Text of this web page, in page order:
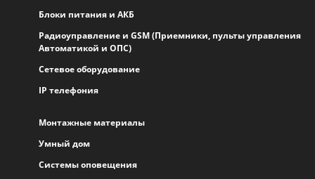
Блоки питания и АКБ
Радиоуправление и GSM (Приемники, пульты управления
Автоматикой и ОПС)
Сетевое оборудование
IP телефония
Монтажные материалы
Умный дом
Системы оповещения